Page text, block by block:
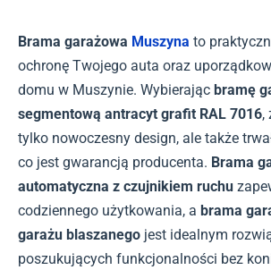
Brama garażowa Muszyna to
ochronę Twojego auta oraz
domu w Muszynie. Wybierając bramę
segmentową antracyt grafit RAL 7016,
tylko nowoczesny design, ale także
co jest gwarancją producenta. Brama
automatyczna z czujnikiem ruchu
codziennego użytkowania, a brama
garażu blaszanego jest idealnym
poszukujących funkcjonalności bez